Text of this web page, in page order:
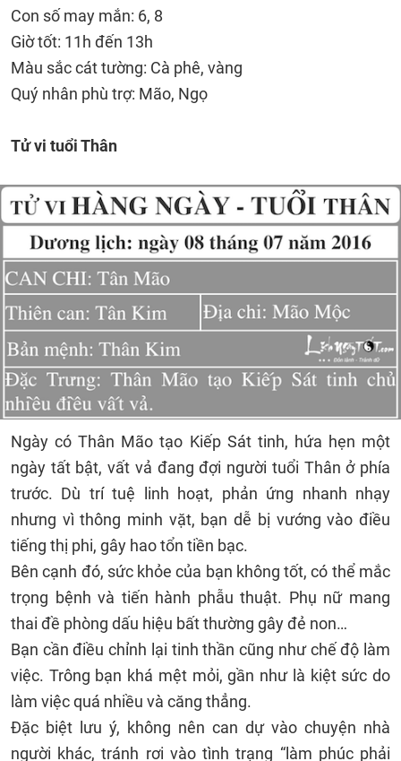
Con số may mắn: 6, 8
Giờ tốt: 11h đến 13h
Màu sắc cát tường: Cà phê, vàng
Quý nhân phù trợ: Mão, Ngọ
Tử vi tuổi Thân
Ngày có Thân Mão tạo Kiếp Sát tinh, hứa hẹn một
ngày tất bật, vất vả đang đợi người tuổi Thân ở phía
trước. Dù trí tuệ linh hoạt, phản ứng nhanh nhạy
nhưng vì thông minh vặt, bạn dễ bị vướng vào điều
tiếng thị phi, gây hao tổn tiền bạc.
Bên cạnh đó, sức khỏe của bạn không tốt, có thể mắc
trọng bệnh và tiến hành phẫu thuật. Phụ nữ mang
thai đề phòng dấu hiệu bất thường gây đẻ non…
Bạn cần điều chỉnh lại tinh thần cũng như chế độ làm
việc. Trông bạn khá mệt mỏi, gần như là kiệt sức do
làm việc quá nhiều và căng thẳng.
Đặc biệt lưu ý, không nên can dự vào chuyện nhà
người khác, tránh rơi vào tình trạng “làm phúc phải